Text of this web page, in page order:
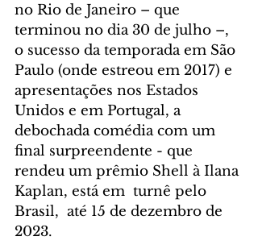
no Rio de Janeiro – que
terminou no dia 30 de julho –,
o sucesso da temporada em São
Paulo (onde estreou em 2017) e
apresentações nos Estados
Unidos e em Portugal, a
debochada comédia com um
final surpreendente - que
rendeu um prêmio Shell à Ilana
Kaplan, está em  turnê pelo
Brasil,  até 15 de dezembro de
2023.